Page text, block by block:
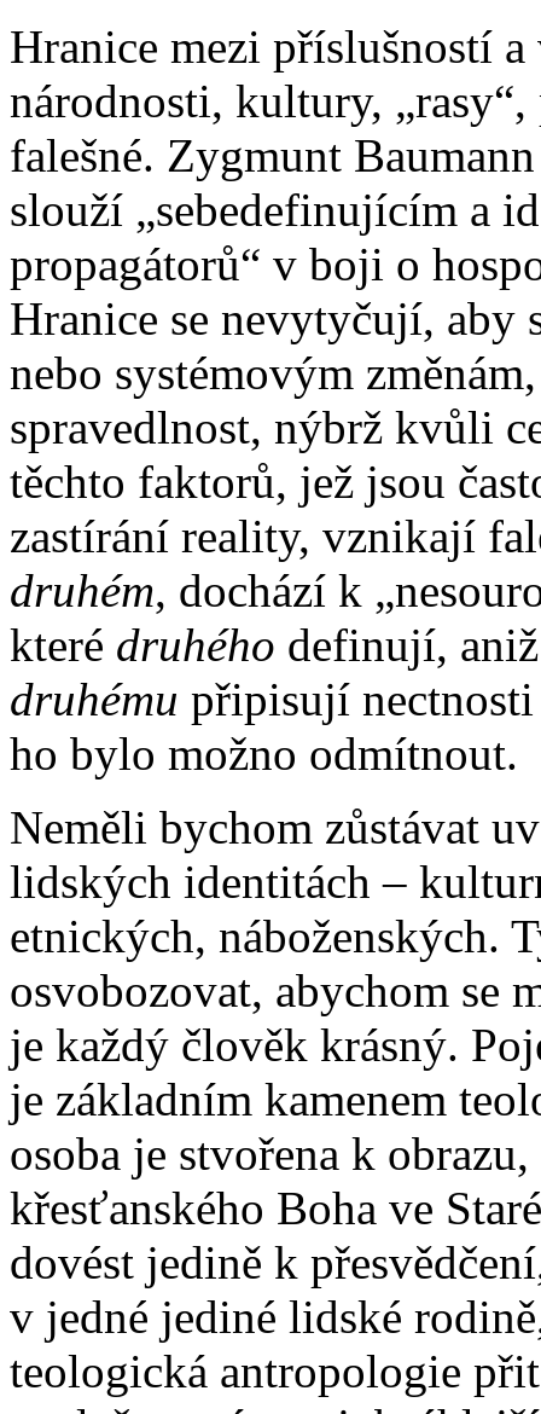
Hranice mezi příslušností
národnosti, kultury,
falešné. Zygmunt
slouží „sebedefinujícím a
propagátorů“ v boji o
Hranice se nevytyčují, aby
nebo systémovým
spravedlnost, nýbrž kvůli
těchto faktorů, jež jsou
zastírání reality, vznikají
druhém, dochází k
které druhého definují,
druhému připisují
ho bylo možno odmítnout.
Neměli bychom zůstávat
lidských identitách –
etnických, náboženských.
osvobozovat, abychom se
je každý člověk krásný.
je základním kamenem
osoba je stvořena k
křesťanského Boha ve
dovést jedině k
v jedné jediné lidské
teologická antropologie